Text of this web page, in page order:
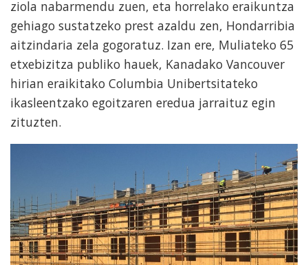
ziola nabarmendu zuen, eta horrelako eraikuntza
gehiago sustatzeko prest azaldu zen, Hondarribia
aitzindaria zela gogoratuz. Izan ere, Muliateko 65
etxebizitza publiko hauek, Kanadako Vancouver
hirian eraikitako Columbia Unibertsitateko
ikasleentzako egoitzaren eredua jarraituz egin
zituzten.